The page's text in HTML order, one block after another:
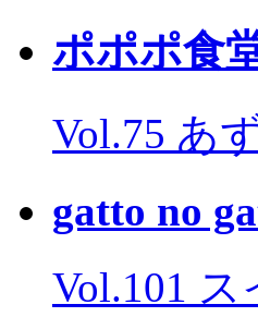
ポポポ食
Vol.75 あ
gatto no
Vol.101